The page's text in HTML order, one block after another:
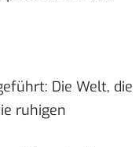
Die Welt, die
ruhigen